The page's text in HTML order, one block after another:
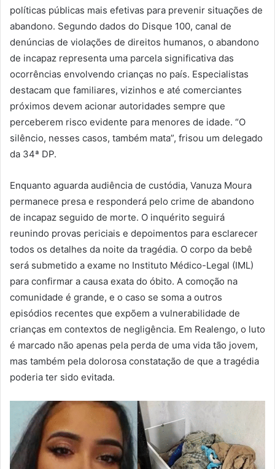
políticas públicas mais efetivas para prevenir situações de
abandono. Segundo dados do Disque 100, canal de
denúncias de violações de direitos humanos, o abandono
de incapaz representa uma parcela significativa das
ocorrências envolvendo crianças no país. Especialistas
destacam que familiares, vizinhos e até comerciantes
próximos devem acionar autoridades sempre que
perceberem risco evidente para menores de idade. “O
silêncio, nesses casos, também mata”, frisou um delegado
da 34ª DP.
Enquanto aguarda audiência de custódia, Vanuza Moura
permanece presa e responderá pelo crime de abandono
de incapaz seguido de morte. O inquérito seguirá
reunindo provas periciais e depoimentos para esclarecer
todos os detalhes da noite da tragédia. O corpo da bebê
será submetido a exame no Instituto Médico-Legal (IML)
para confirmar a causa exata do óbito. A comoção na
comunidade é grande, e o caso se soma a outros
episódios recentes que expõem a vulnerabilidade de
crianças em contextos de negligência. Em Realengo, o luto
é marcado não apenas pela perda de uma vida tão jovem,
mas também pela dolorosa constatação de que a tragédia
poderia ter sido evitada.